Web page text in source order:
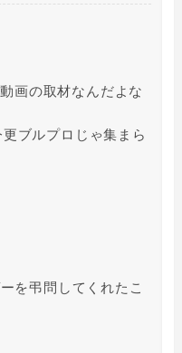
画の取材なんだよな
ブルプロじゃ集まら
を弔問してくれたこ